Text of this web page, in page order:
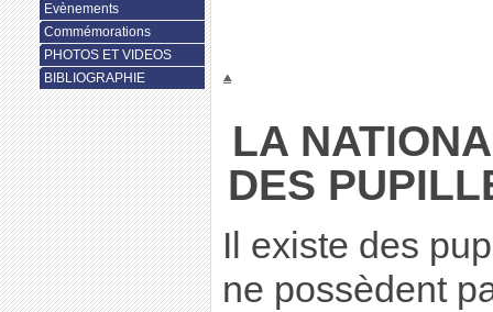
LA
DES
Il existe des
ne possèdent
Evènements
Commémorations
PHOTOS ET VIDEOS
BIBLIOGRAPHIE